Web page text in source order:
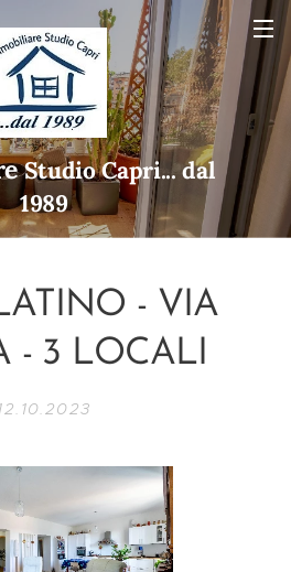
Studio Capri... dal
1989
- VIA
- 3 LOCALI
12.10.2023